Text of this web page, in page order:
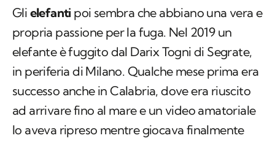
Gli elefanti poi sembra che abbiano una vera e
propria passione per la fuga. Nel 2019 un
elefante è fuggito dal Darix Togni di Segrate,
in periferia di Milano. Qualche mese prima era
successo anche in Calabria, dove era riuscito
ad arrivare fino al mare e un video amatoriale
lo aveva ripreso mentre giocava finalmente